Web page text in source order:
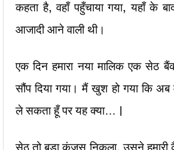
कहता है, वहाँ पहुँचाया गया, यहाँ के
आजादी आने वाली थी।
एक दिन हमारा नया मालिक एक सेठ
सौंप दिया गया। मैं खुश हो गया कि
ले सकता हूँ पर यह क्या… |